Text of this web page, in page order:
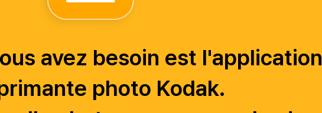
avez besoin est l'application
photo Kodak.